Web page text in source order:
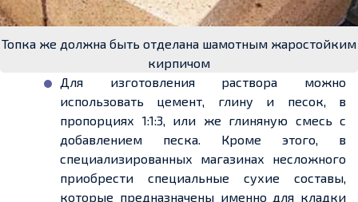
Топка же должна быть отделана шамотным жаростойким
кирпичом
Для изготовления раствора можно
использовать цемент , глину и песок, в
пропорциях 1:1:3, или же глиняную смесь с
добавлением песка. Кроме этого, в
специализированных магазинах несложного
приобрести специальные сухие составы,
которые предназначены именно для кладки